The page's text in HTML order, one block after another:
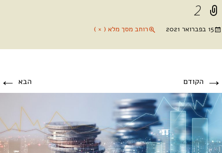
2
15 בפברואר 2021 רוחב מסך מלא ( × )
→ הקודם הבא ←